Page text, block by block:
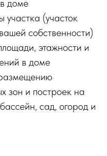
доме
участка (участок
собственности)
этажности и
в доме
зон и построек на
сад, огород и